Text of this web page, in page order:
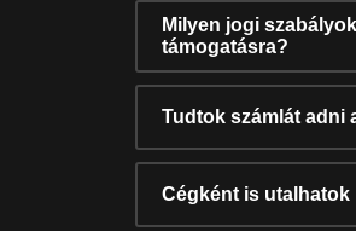
Milyen jogi
támogatásra?
Tudtok számlát adni
Cégként is utalhatok